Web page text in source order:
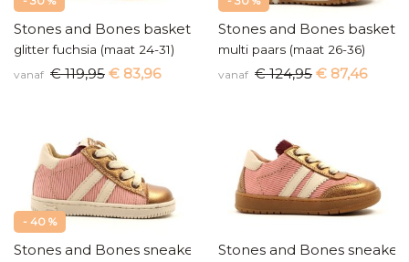
Stones and Bones baskettertje
glitter fuchsia (maat 24-31)
vanaf € 119,95 € 83,96
Stones and Bones
multi paars (maat 26-36)
vanaf € 124,95 € 87,46
- 40 %
Stones and Bones sneakertje Stones and Bones sneakers